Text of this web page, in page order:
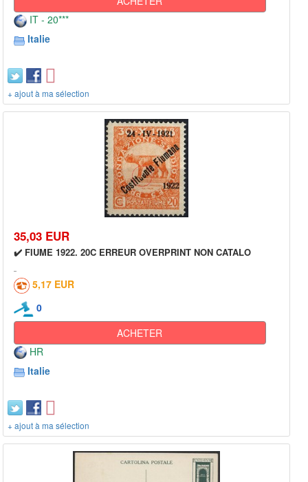
IT - 20***
Italie
+ ajout à ma sélection
35,03 EUR
✔️ FIUME 1922. 20C ERREUR OVERPRINT NON CATALO
5,17 EUR
0
ACHETER
HR
Italie
+ ajout à ma sélection